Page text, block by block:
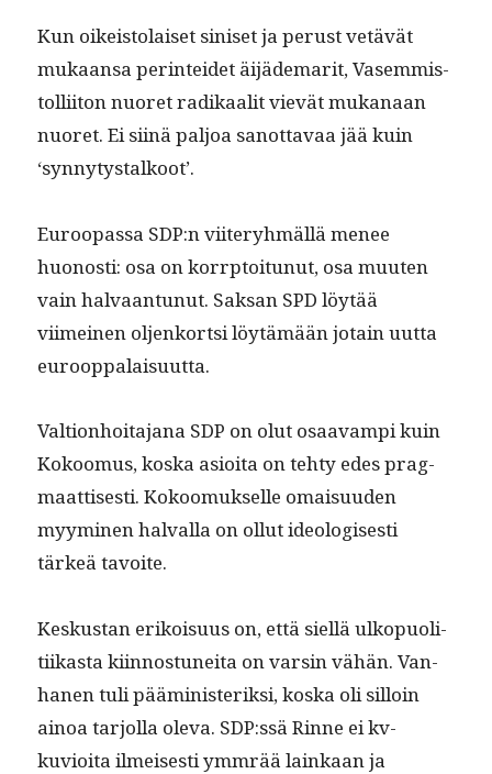
Kun oikeis­to­laiset siniset ja perust vetävät
mukaansa per­in­tei­det äijäde­mar­it, Vasem­mis­
tol­li­iton nuoret radikaalit vievät mukanaan
nuoret. Ei siinä paljoa san­ot­tavaa jää kuin
‘syn­ny­tystalkoot’.
Euroopas­sa SDP:n viiteryh­mäl­lä menee
huonos­ti: osa on kor­rp­toitunut, osa muuten
vain hal­vaan­tunut. Sak­san SPD löytää
viimeinen oljenko­rt­si löytämään jotain uut­ta
eurooppalaisuutta.
Val­tion­hoita­jana SDP on olut osaavampi kuin
Kokoomus, kos­ka asioi­ta on tehty edes prag­
maat­tis­es­ti. Kokoomuk­selle omaisu­u­den
myymi­nen hal­val­la on ollut ide­ol­o­gis­es­ti
tärkeä tavoite.
Keskus­tan erikoisu­us on, että siel­lä ulkop­uoli­
ti­ikas­ta kiin­nos­tunei­ta on varsin vähän. Van­
hanen tuli päämin­is­terik­si, kos­ka oli sil­loin
ain­oa tar­jol­la ole­va. SDP:ssä Rinne ei kv-
kuvioi­ta ilmeis­es­ti ymm­rää lainkaan ja